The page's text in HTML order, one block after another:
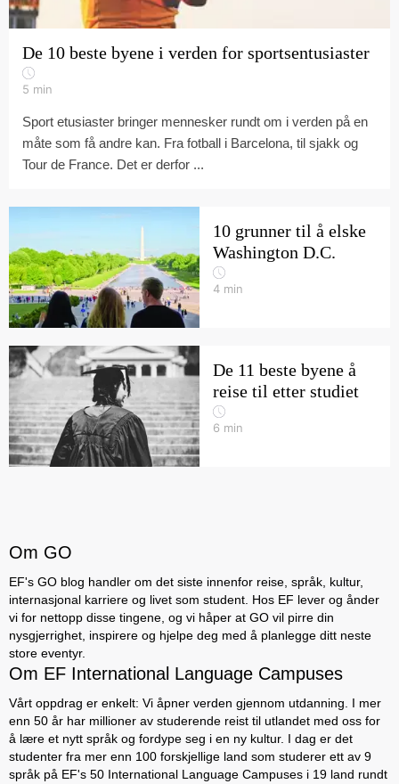
De 10 beste byene i verden for sportsentusiaster
5 min
Sport etusiaster bringer mennesker rundt om i verden på en
måte som få andre kan. Fra fotball i Barcelona, til sjakk og
Tour de France. Det er derfor ...
10 grunner til å elske
Washington D.C.
4 min
De 11 beste byene å
reise til etter studiet
6 min
Om GO
EF's GO blog handler om det siste innenfor reise, språk, kultur,
internasjonal karriere og livet som student. Hos EF lever og ånder
vi for nettopp disse tingene, og vi håper at GO vil pirre din
nysgjerrighet, inspirere og hjelpe deg med å planlegge ditt neste
store eventyr.
Om EF International Language Campuses
Vårt oppdrag er enkelt: Vi åpner verden gjennom utdanning. I mer
enn 50 år har millioner av studerende reist til utlandet med oss for
å lære et nytt språk og fordype seg i en ny kultur. I dag er det
studenter fra mer enn 100 forskjellige land som studerer ett av 9
språk på EF's 50 International Language Campuses i 19 land rundt